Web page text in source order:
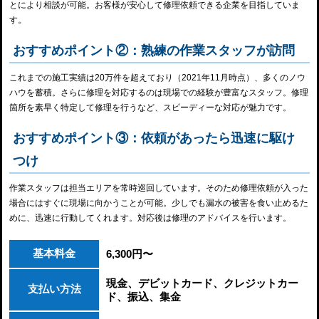
とにより相談が可能。お客様が安心して修理依頼できる企業を目指していま
す。
おすすめポイント②：熟練の作業スタッフが訪問
これまでの施工実績は20万件を超えており（2021年11月時点）、多くのノウ
ハウを蓄積。さらに修理を対応するのは現場での経験が豊富なスタッフ。修理
箇所を素早く特定して修理を行うなど、スピーディーな対応が魅力です。
おすすめポイント③：依頼があったら迅速に駆け
つけ
作業スタッフは担当エリアを常時巡回しています。そのため修理依頼が入った
場合にはすぐに現場に向かうことが可能。少しでも漏水の被害を食い止めるた
めに、迅速に行動してくれます。対応後は修理のアドバイスを行います。
基本料金 6,300円〜
支払い方法
現金、デビットカード、クレジットカー
ド、振込、集金